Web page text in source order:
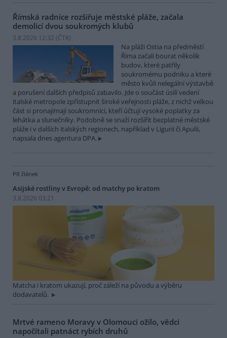
Římská radnice rozšiřuje městské pláže, začala
demolicí dvou soukromých klubů
3.8.2026 12:32 (ČTK)
Na pláži Ostia na předměstí
Říma začali bourat několik
budov, které patřily
soukromému podniku a které
město kvůli nelegální výstavbě
a porušení dalších předpisů zabavilo. Jde o součást úsilí vedení
italské metropole zpřístupnit široké veřejnosti pláže, z nichž velkou
část si pronajímají soukromníci, kteří účtují vysoké poplatky za
lehátka a slunečníky. Podobně se snaží rozšířit bezplatné městské
pláže i v dalších italských regionech, například v Ligurii či Apulii,
napsala dnes agentura DPA.
PR článek
Asijské rostliny v Evropě: od matchy po kratom
3.8.2026 03:21
Matcha i kratom ukazují, proč záleží na původu a výběru
dodavatelů.
Mrtvé rameno Moravy v Olomouci ožilo, vědci
napočítali patnáct rybích druhů